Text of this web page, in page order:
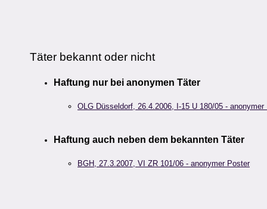
Täter bekannt oder nicht
Haftung nur bei anonymen Täter
OLG Düsseldorf, 26.4.2006, I-15 U 180/05 - anonymer
Haftung auch neben dem bekannten Täter
BGH, 27.3.2007, VI ZR 101/06 - anonymer Poster